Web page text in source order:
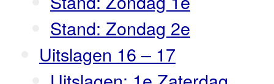
Stand: Zondag 2e
Uitslagen 16 – 17